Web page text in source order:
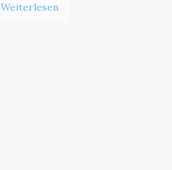
Weiterlesen